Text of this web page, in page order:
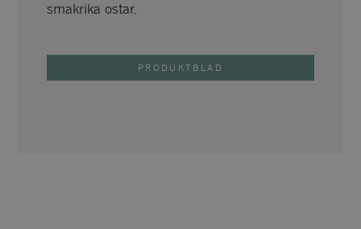
smakrika ostar.
PRODUKTBLAD